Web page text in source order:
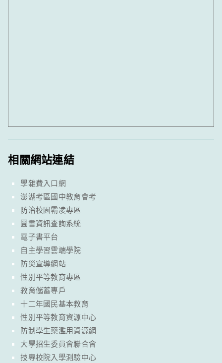
相關網站連結
學雜費入口網
澎湖考區國中教育會考
防治校園霸凌專區
圖書資訊查詢系統
電子書平台
自主學習雲端學院
防災宣導網站
性別平等教育專區
教育儲蓄專戶
十二年國民基本教育
性別平等教育資源中心
防制學生藥濫用資源網
大學招生委員會聯合會
技專校院入學測驗中心